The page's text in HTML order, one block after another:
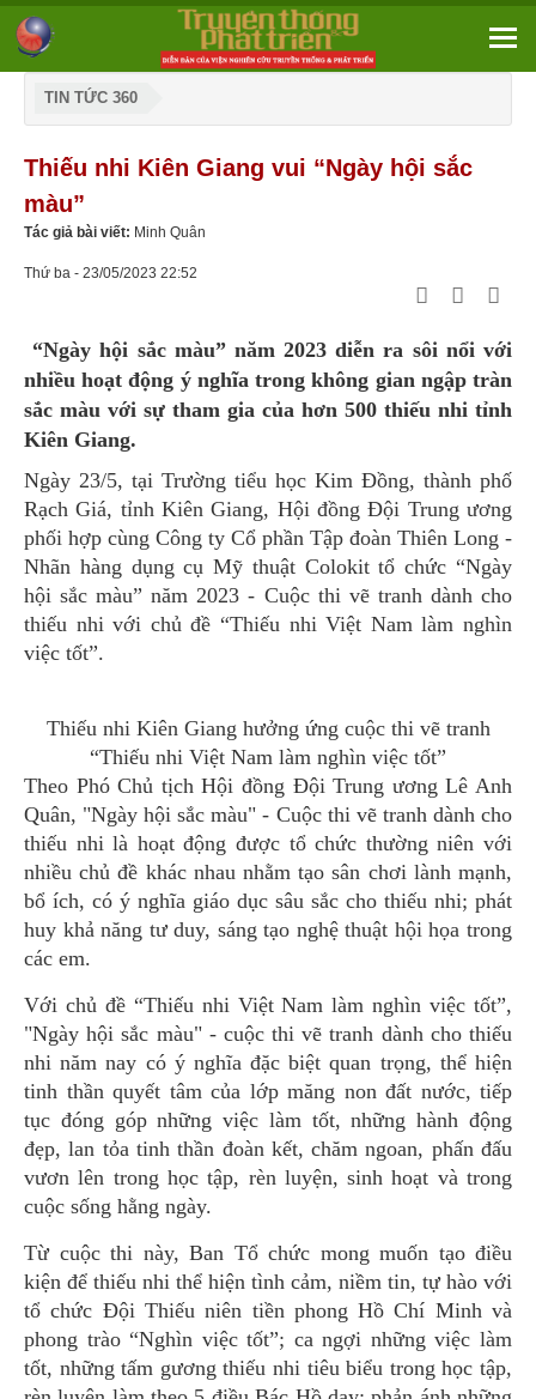
TIN TỨC 360
Thiếu nhi Kiên Giang vui “Ngày hội sắc
màu”
Tác giả bài viết: Minh Quân
Thứ ba - 23/05/2023 22:52
“Ngày hội sắc màu” năm 2023 diễn ra sôi nổi với
nhiều hoạt động ý nghĩa trong không gian ngập tràn
sắc màu với sự tham gia của hơn 500 thiếu nhi tỉnh
Kiên Giang.
Ngày 23/5, tại Trường tiểu học Kim Đồng, thành phố
Rạch Giá, tỉnh Kiên Giang, Hội đồng Đội Trung ương
phối hợp cùng Công ty Cổ phần Tập đoàn Thiên Long -
Nhãn hàng dụng cụ Mỹ thuật Colokit tổ chức “Ngày
hội sắc màu” năm 2023 - Cuộc thi vẽ tranh dành cho
thiếu nhi với chủ đề “Thiếu nhi Việt Nam làm nghìn
việc tốt”.
Thiếu nhi Kiên Giang hưởng ứng cuộc thi vẽ tranh
“Thiếu nhi Việt Nam làm nghìn việc tốt”
Theo Phó Chủ tịch Hội đồng Đội Trung ương Lê Anh
Quân, "Ngày hội sắc màu" - Cuộc thi vẽ tranh dành cho
thiếu nhi là hoạt động được tổ chức thường niên với
nhiều chủ đề khác nhau nhằm tạo sân chơi lành mạnh,
bổ ích, có ý nghĩa giáo dục sâu sắc cho thiếu nhi; phát
huy khả năng tư duy, sáng tạo nghệ thuật hội họa trong
các em.
Với chủ đề “Thiếu nhi Việt Nam làm nghìn việc tốt”,
"Ngày hội sắc màu" - cuộc thi vẽ tranh dành cho thiếu
nhi năm nay có ý nghĩa đặc biệt quan trọng, thể hiện
tinh thần quyết tâm của lớp măng non đất nước, tiếp
tục đóng góp những việc làm tốt, những hành động
đẹp, lan tỏa tinh thần đoàn kết, chăm ngoan, phấn đấu
vươn lên trong học tập, rèn luyện, sinh hoạt và trong
cuộc sống hằng ngày.
Từ cuộc thi này, Ban Tổ chức mong muốn tạo điều
kiện để thiếu nhi thể hiện tình cảm, niềm tin, tự hào với
tổ chức Đội Thiếu niên tiền phong Hồ Chí Minh và
phong trào “Nghìn việc tốt”; ca ngợi những việc làm
tốt, những tấm gương thiếu nhi tiêu biểu trong học tập,